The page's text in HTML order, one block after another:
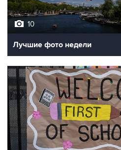
10
Лучшие фото недели